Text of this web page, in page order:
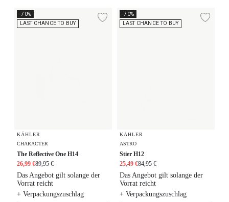
The Reflective One H14
-70%
LAST CHANCE TO BUY
Zur Wunschliste
KÄHLER
CHARACTER
The Reflective One H14
26,99 €89,95 €
+ Verpackungszuschlag
Das Angebot gilt solange der
Vorrat reicht
Stier H12
-70%
LAST CHANCE TO BUY
KÄHLER
ASTRO
Stier H12
25,49 €84,95 €
+ Verpackungszuschlag
Das Angebot gilt solange der
Vorrat reicht